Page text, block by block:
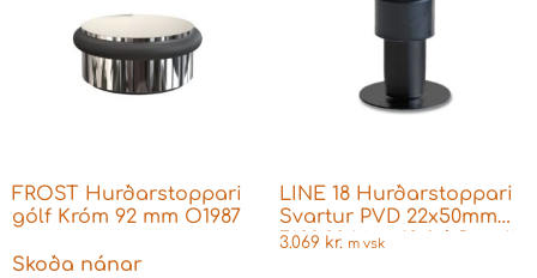
FROST Hurðarstoppari
gólf Króm 92 mm O1987
Skoða nánar
LINE 18 Hurðarstoppari
Svartur PVD 22x50mm
7600.20 Line 18 frá Randi
3.069 kr. m vsk